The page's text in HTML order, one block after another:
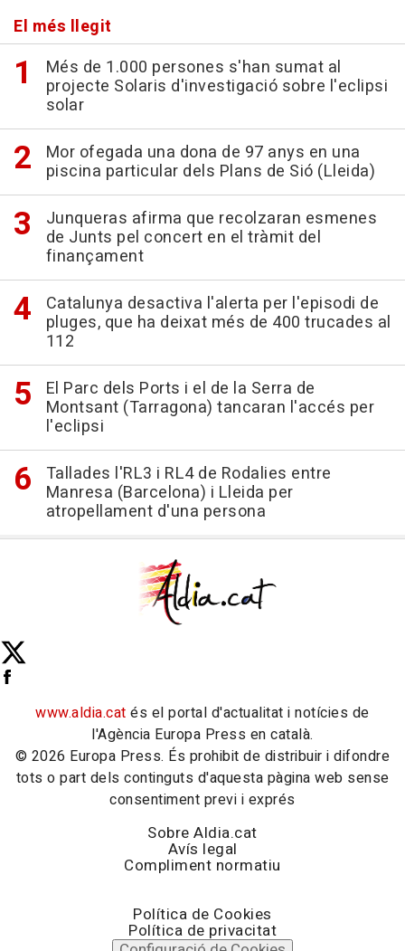
El més llegit
Més de 1.000 persones s'han sumat al
projecte Solaris d'investigació sobre l'eclipsi
solar
Mor ofegada una dona de 97 anys en una
piscina particular dels Plans de Sió (Lleida)
Junqueras afirma que recolzaran esmenes
de Junts pel concert en el tràmit del
finançament
Catalunya desactiva l'alerta per l'episodi de
pluges, que ha deixat més de 400 trucades al
112
El Parc dels Ports i el de la Serra de
Montsant (Tarragona) tancaran l'accés per
l'eclipsi
Tallades l'RL3 i RL4 de Rodalies entre
Manresa (Barcelona) i Lleida per
atropellament d'una persona
www.aldia.cat és el portal d'actualitat i notícies de
l'Agència Europa Press en català.
© 2026 Europa Press. És prohibit de distribuir i difondre
tots o part dels continguts d'aquesta pàgina web sense
consentiment previ i exprés
Sobre Aldia.cat
Avís legal
Compliment normatiu
Política de Cookies
Política de privacitat